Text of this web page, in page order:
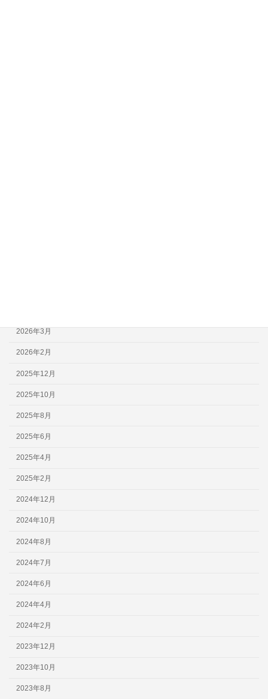
2026年3月
2026年2月
2025年12月
2025年10月
2025年8月
2025年6月
2025年4月
2025年2月
2024年12月
2024年10月
2024年8月
2024年7月
2024年6月
2024年4月
2024年2月
2023年12月
2023年10月
2023年8月